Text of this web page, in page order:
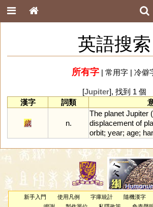
英語搜索
所有字| 常用字| 冷僻
[Jupiter], 找到 1 個
漢字
詞類
歲 n.
The planet Jupiter (
displacement of
orbit; year; age;
新手入門 使用凡例 字庫統計 隨機漢字